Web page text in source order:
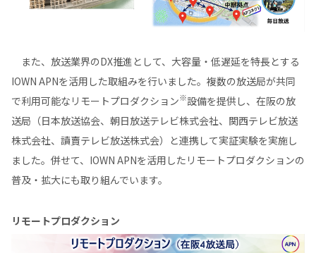
また、放送業界のDX推進として、大容量・低遅延を特長とする
IOWN APNを活用した取組みを行いました。複数の放送局が共同
で利用可能なリモートプロダクション※設備を提供し、在阪の放
送局（日本放送協会、朝日放送テレビ株式会社、関西テレビ放送
株式会社、讀賣テレビ放送株式会）と連携して実証実験を実施し
ました。併せて、IOWN APNを活用したリモートプロダクションの
普及・拡大にも取り組んでいます。
リモートプロダクション